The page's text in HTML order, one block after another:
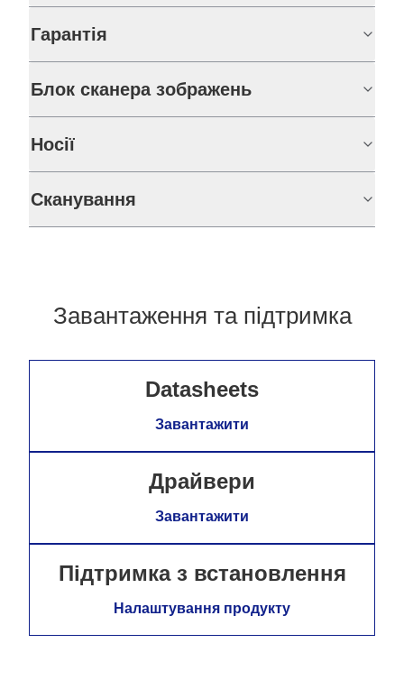
Гарантія
Блок сканера зображень
Носії
Сканування
Завантаження та підтримка
Datasheets
Завантажити
Драйвери
Завантажити
Підтримка з встановлення
Налаштування продукту